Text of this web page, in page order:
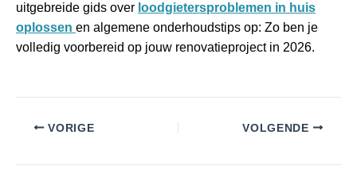
uitgebreide gids over loodgietersproblemen in huis
oplossen en algemene onderhoudstips op: Zo ben je
volledig voorbereid op jouw renovatieproject in 2026.
VORIGE VOLGENDE